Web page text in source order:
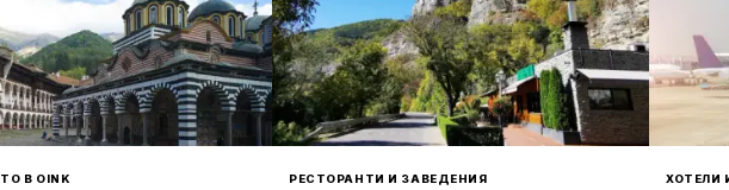
В OINK РЕСТОРАНТИ И ЗАВЕДЕНИЯ ХОТЕЛИ